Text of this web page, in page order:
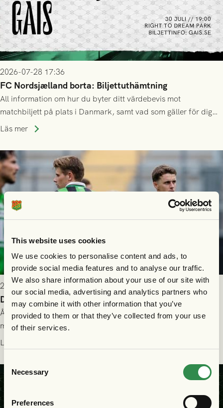
This website uses cookies
We use cookies to personalise content and ads, to
provide social media features and to analyse our traffic.
We also share information about your use of our site with
our social media, advertising and analytics partners who
may combine it with other information that you’ve
provided to them or that they’ve collected from your use
of their services.
Selection
Necessary
Preferences
2026-07-28 17:36
FC Nordsjælland borta: Biljettuthämtning
All information om hur du byter ditt värdebevis mot
matchbiljett på plats i Danmark, samt vad som gäller för dig
som står på reservlista eller fått förhinder.
Läs mer
2026-07-26 21:00
Delad poäng mot Halmstads BK
Åter i Allsvenskan stod Halmstads BK för motståndet i en
match som vägde tungt till fördel för GAIS, men där poängen
delades efter dramatik på tilläggstid.
Läs mer